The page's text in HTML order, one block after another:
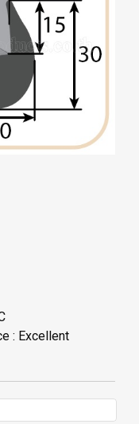
: Excellent